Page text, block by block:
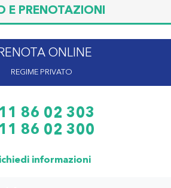
E PRENOTAZIONI
ONLINE
REGIME PRIVATO
86 02 303
86 02 300
informazioni